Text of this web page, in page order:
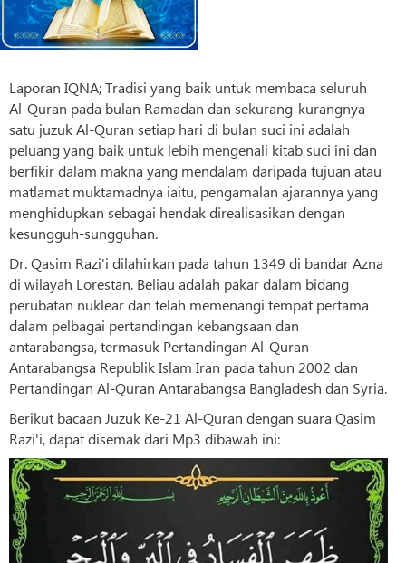
Laporan IQNA; Tradisi yang baik untuk membaca seluruh
Al-Quran pada bulan Ramadan dan sekurang-kurangnya
satu juzuk Al-Quran setiap hari di bulan suci ini adalah
peluang yang baik untuk lebih mengenali kitab suci ini dan
berfikir dalam makna yang mendalam daripada tujuan atau
matlamat muktamadnya iaitu, pengamalan ajarannya yang
menghidupkan sebagai hendak direalisasikan dengan
kesungguh-sungguhan.
Dr. Qasim Razi'i dilahirkan pada tahun 1349 di bandar Azna
di wilayah Lorestan. Beliau adalah pakar dalam bidang
perubatan nuklear dan telah memenangi tempat pertama
dalam pelbagai pertandingan kebangsaan dan
antarabangsa, termasuk Pertandingan Al-Quran
Antarabangsa Republik Islam Iran pada tahun 2002 dan
Pertandingan Al-Quran Antarabangsa Bangladesh dan Syria.
Berikut bacaan Juzuk Ke-21 Al-Quran dengan suara Qasim
Razi'i, dapat disemak dari Mp3 dibawah ini: